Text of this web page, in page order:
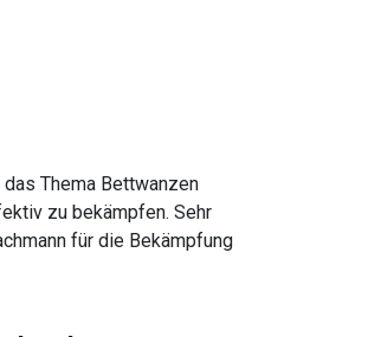
Thema Bettwanzen
zu bekämpfen. Sehr
für die Bekämpfung